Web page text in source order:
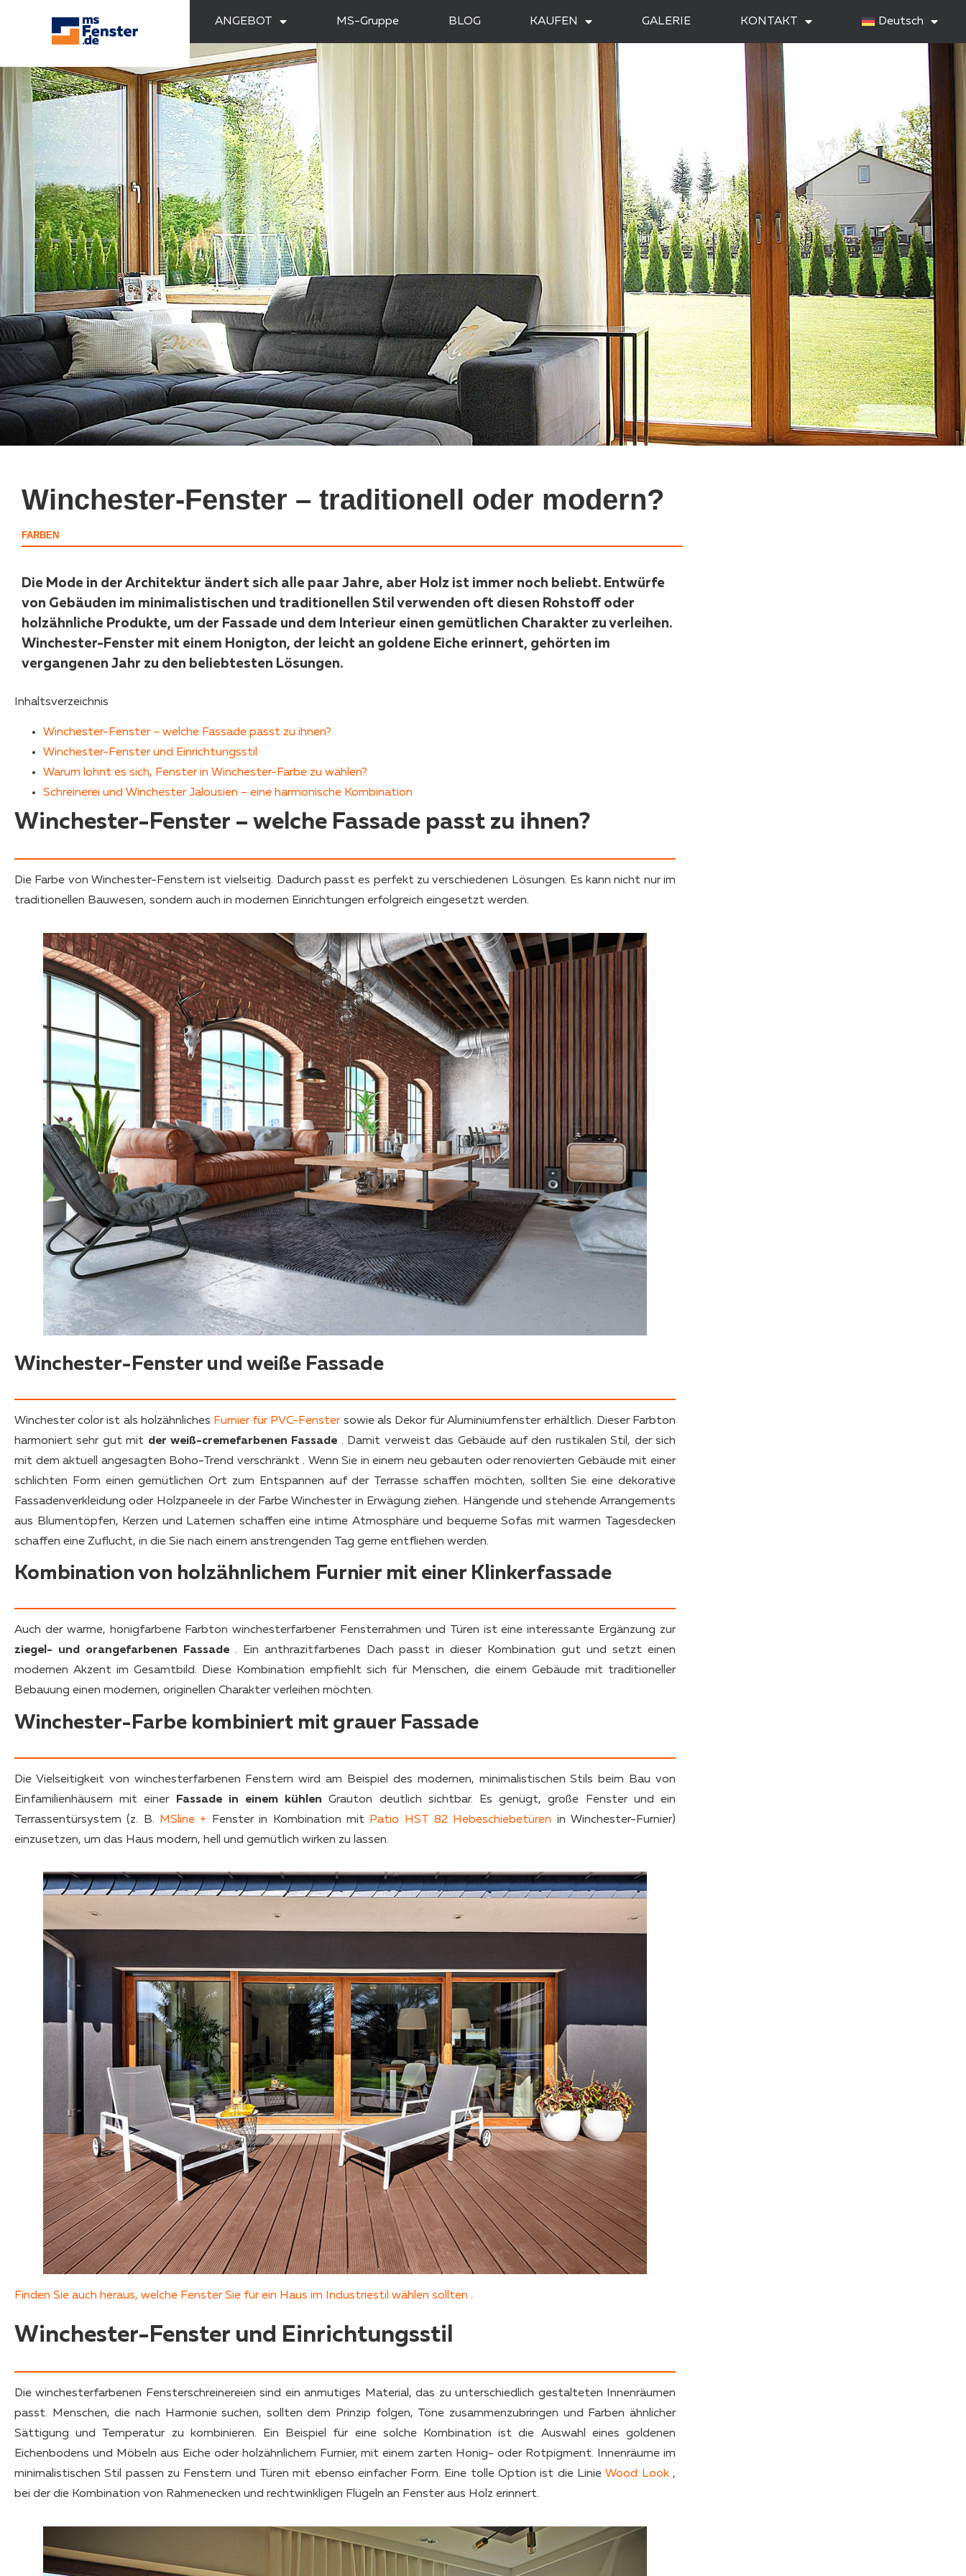
ANGEBOT MS-Gruppe BLOG KAUFEN GALERIE KONTAKT Deutsch
Winchester-Fenster – traditionell oder modern?
FARBEN
Die Mode in der Architektur ändert sich alle paar Jahre, aber Holz ist immer noch beliebt. Entwürfe
von Gebäuden im minimalistischen und traditionellen Stil verwenden oft diesen Rohstoff oder
holzähnliche Produkte, um der Fassade und dem Interieur einen gemütlichen Charakter zu verleihen.
Winchester-Fenster mit einem Honigton, der leicht an goldene Eiche erinnert, gehörten im
vergangenen Jahr zu den beliebtesten Lösungen.
Inhaltsverzeichnis
Winchester-Fenster – welche Fassade passt zu ihnen?
Winchester-Fenster und Einrichtungsstil
Warum lohnt es sich, Fenster in Winchester-Farbe zu wählen?
Schreinerei und Winchester Jalousien – eine harmonische Kombination
Winchester-Fenster – welche Fassade passt zu ihnen?
Die Farbe von Winchester-Fenstern ist vielseitig. Dadurch passt es perfekt zu verschiedenen Lösungen. Es kann nicht nur im
traditionellen Bauwesen, sondern auch in modernen Einrichtungen erfolgreich eingesetzt werden.
Winchester-Fenster und weiße Fassade
Winchester color ist als holzähnliches Furnier für PVC-Fenstersowie als Dekor für Aluminiumfenster erhältlich. Dieser Farbton
harmoniert sehr gut mit der weiß-cremefarbenen Fassade . Damit verweist das Gebäude auf den rustikalen Stil, der sich
mit dem aktuell angesagten Boho-Trend verschränkt. Wenn Sie in einem neu gebauten oder renovierten Gebäude mit einer
schlichten Form einen gemütlichen Ort zum Entspannen auf der Terrasse schaffen möchten, sollten Sie eine dekorative
Fassadenverkleidung oder Holzpaneele in der Farbe Winchester in Erwägung ziehen. Hängende und stehende Arrangements
aus Blumentöpfen, Kerzen und Laternen schaffen eine intime Atmosphäre und bequeme Sofas mit warmen Tagesdecken
schaffen eine Zuflucht, in die Sie nach einem anstrengenden Tag gerne entfliehen werden.
Kombination von holzähnlichem Furnier mit einer Klinkerfassade
Auch der warme, honigfarbene Farbton winchesterfarbener Fensterrahmen und Türen ist eine interessante Ergänzung zur
ziegel- und orangefarbenen Fassade. Ein anthrazitfarbenes Dach passt in dieser Kombination gut und setzt einen
modernen Akzent im Gesamtbild. Diese Kombination empfiehlt sich für Menschen, die einem Gebäude mit traditioneller
Bebauung einen modernen, originellen Charakter verleihen möchten.
Winchester-Farbe kombiniert mit grauer Fassade
Die Vielseitigkeit von winchesterfarbenen Fenstern wird am Beispiel des modernen, minimalistischen Stils beim Bau von
Einfamilienhäusern mit einer
Fassade in einem kühlen Grauton deutlich sichtbar. Es genügt, große Fenster und ein
Terrassentürsystem (z. B.
MSline + Fenster in Kombination mit Patio HST 82 Hebeschiebetüren in Winchester-Furnier)
einzusetzen, um das Haus modern, hell und gemütlich wirken zu lassen.
Finden Sie auch heraus, welche Fenster Sie für ein Haus im Industriestil wählen sollten .
Winchester-Fenster und Einrichtungsstil
Die winchesterfarbenen Fensterschreinereien sind ein anmutiges Material, das zu unterschiedlich gestalteten Innenräumen
passt. Menschen, die nach Harmonie suchen, sollten dem Prinzip folgen, Töne zusammenzubringen und Farben ähnlicher
Sättigung und Temperatur zu kombinieren. Ein Beispiel für eine solche Kombination ist die Auswahl eines goldenen
Eichenbodens und Möbeln aus Eiche oder holzähnlichem Furnier, mit einem zarten Honig- oder Rotpigment. Innenräume im
minimalistischen Stil passen zu Fenstern und Türen mit ebenso einfacher Form. Eine tolle Option ist die LinieWood Look,
bei der die Kombination von Rahmenecken und rechtwinkligen Flügeln an Fenster aus Holz erinnert.